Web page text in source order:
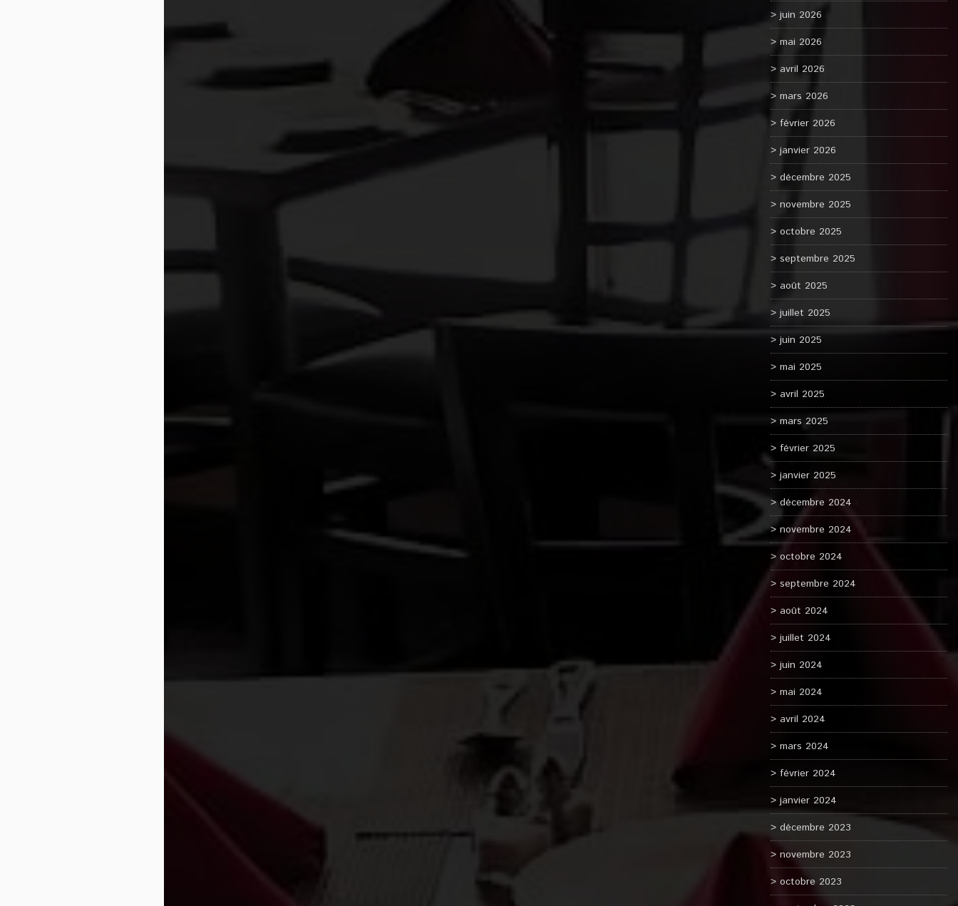
juin 2026
mai 2026
avril 2026
mars 2026
février 2026
janvier 2026
décembre 2025
novembre 2025
octobre 2025
septembre 2025
août 2025
juillet 2025
juin 2025
mai 2025
avril 2025
mars 2025
février 2025
janvier 2025
décembre 2024
novembre 2024
octobre 2024
septembre 2024
août 2024
juillet 2024
juin 2024
mai 2024
avril 2024
mars 2024
février 2024
janvier 2024
décembre 2023
novembre 2023
octobre 2023